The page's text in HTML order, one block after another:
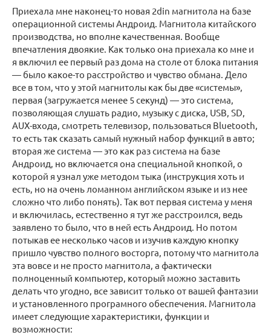
Приехала мне наконец-то новая 2din магнитола на базе
операционной системы Андроид. Магнитола китайского
производства, но вполне качественная. Вообще
впечатления двоякие. Как только она приехала ко мне и
я включил ее первый раз дома на столе от блока питания
— было какое-то расстройство и чувство обмана. Дело
все в том, что у этой магнитолы как бы две «системы»,
первая (загружается менее 5 секунд) — это система,
позволяющая слушать радио, музыку с диска, USB, SD,
AUX-входа, смотреть телевизор, пользоваться Bluetooth,
то есть так сказать самый нужный набор функций в авто;
вторая же система — это как раз система на базе
Андроид, но включается она специальной кнопкой, о
которой я узнал уже методом тыка (инструкция хоть и
есть, но на очень ломанном английском языке и из нее
сложно что либо понять). Так вот первая система у меня
и включилась, естественно я тут же расстроился, ведь
заявлено то было, что в ней есть Андроид. Но потом
потыкав ее несколько часов и изучив каждую кнопку
пришло чувство полного восторга, потому что магнитола
эта вовсе и не просто магнитола, а фактически
полноценный компьютер, который можно заставить
делать что угодно, все зависит только от вашей фантазии
и установленного програмного обеспечения. Магнитола
имеет следующие характеристики, функции и
возможности: